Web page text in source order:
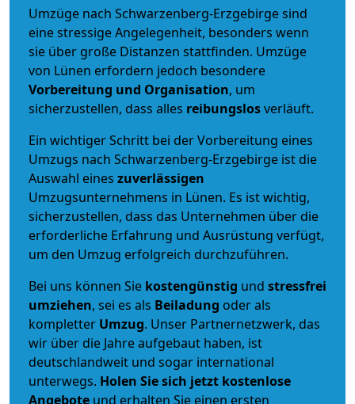
Umzüge nach Schwarzenberg-Erzgebirge sind
eine stressige Angelegenheit, besonders wenn
sie über große Distanzen stattfinden. Umzüge
von Lünen erfordern jedoch besondere
Vorbereitung und Organisation, um
sicherzustellen, dass alles reibungslosverläuft.
Ein wichtiger Schritt bei der Vorbereitung eines
Umzugs nach Schwarzenberg-Erzgebirge ist die
Auswahl eines zuverlässigen
Umzugsunternehmens in Lünen. Es ist wichtig,
sicherzustellen, dass das Unternehmen über die
erforderliche Erfahrung und Ausrüstung verfügt,
um den Umzug erfolgreich durchzuführen.
Bei uns können Sie kostengünstig und stressfrei
umziehen, sei es als Beiladung oder als
kompletter Umzug. Unser Partnernetzwerk, das
wir über die Jahre aufgebaut haben, ist
deutschlandweit und sogar international
unterwegs. Holen Sie sich jetzt kostenlose
Angebote und erhalten Sie einen ersten